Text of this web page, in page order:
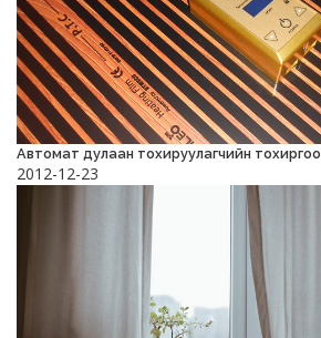
Автомат дулаан тохируулагчийн тохиргоо
2012-12-23